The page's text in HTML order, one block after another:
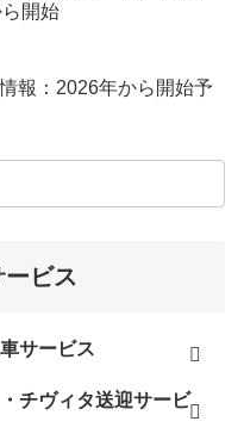
開始
報：2026年から開始予
ビス
サービス
チヴィタ送迎サービ